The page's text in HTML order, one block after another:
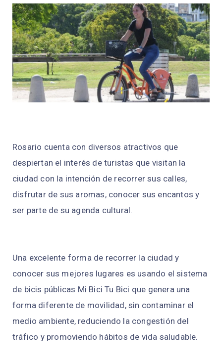
Rosario cuenta con diversos atractivos que
despiertan el interés de turistas que visitan la
ciudad con la intención de recorrer sus calles,
disfrutar de sus aromas, conocer sus encantos y
ser parte de su agenda cultural.
Una excelente forma de recorrer la ciudad y
conocer sus mejores lugares es usando el sistema
de bicis públicas Mi Bici Tu Bici que genera una
forma diferente de movilidad, sin contaminar el
medio ambiente, reduciendo la congestión del
tráfico y promoviendo hábitos de vida saludable.